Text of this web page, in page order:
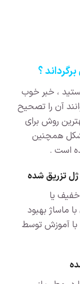
؟
، خبر خوب
آن را تصحیح
روش برای
همچنین
است .
تزریق شده
یا
ماساژ بهبود
با آموزش توسط